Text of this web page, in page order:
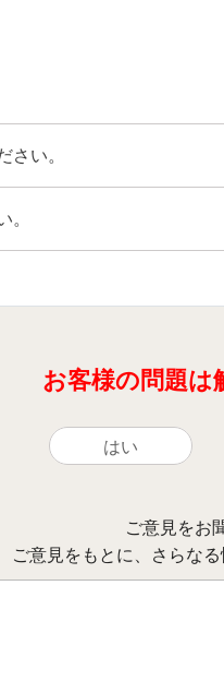
さい。
。
お客様の問題は
はい
ご意見をお
ご意見をもとに、さらな